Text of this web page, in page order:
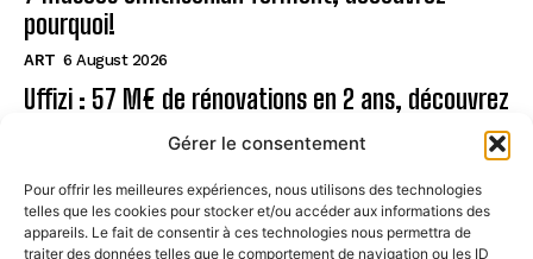
Gérer le consentement
Pour offrir les meilleures expériences, nous utilisons des technologies
telles que les cookies pour stocker et/ou accéder aux informations des
appareils. Le fait de consentir à ces technologies nous permettra de
traiter des données telles que le comportement de navigation ou les ID
pourquoi!
ART 6 August 2026
Uffizi : 57 M€ de rénovations en 2 ans, découvrez
Page